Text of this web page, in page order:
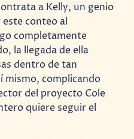
a Kelly, un genio
conteo al
completamente
la llegada de ella
dentro de tan
mismo, complicando
del proyecto Cole
quiere seguir el